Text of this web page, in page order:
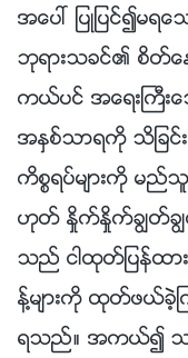
အေပၚ ျပဳျပင္၍မရ
ဘုရားသခင္၏ စိတ္ေ
ကယ္ပင္ အေရးႀကီး
အႏွစ္သာရကို သိျခ
ကိစၥရပ္မ်ားကို မည္သူ
ဟုတ္ ႏႈိက္ႏႈိက္ခြၽတ္ခ
သည္ ငါထုတ္ျပန္ထာ
န္႔မ်ားကို ထုတ္ဖယ္ခဲ့ၾ
ရသည္။ အကယ္၍ သ